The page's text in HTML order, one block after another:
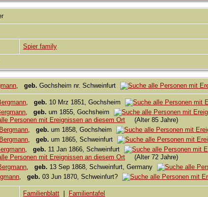
Spier family
, geb. Gochsheim nr. Schweinfurt
, geb. 10 Mrz 1851, Gochsheim
, geb. um 1855, Gochsheim
(Alter 85 Jahre)
, geb. um 1858, Gochsheim
, geb. um 1865, Schweinfurt
, geb. 11 Jan 1866, Schweinfurt
(Alter 72 Jahre)
, geb. 13 Sep 1868, Schweinfurt, Germany
, geb. 03 Jun 1870, Schweinfurt?
Familienblatt Familientafel